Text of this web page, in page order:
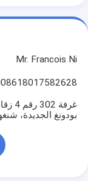
Mr. Francois Ni
بودونغ الجديدة،